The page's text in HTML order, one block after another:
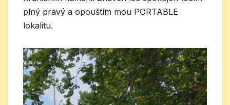
plný pravý a opouštím mou PORTABLE
lokalitu.